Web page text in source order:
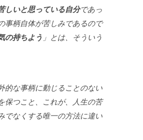
しいと思っている自分であっ
事柄自体が苦しみであるので
の持ちよう 」とは、そういう
的な事柄に動じることのない
保つこと、これが、人生の苦
でなくする唯一の方法に違い